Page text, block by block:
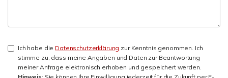
Ich habe die Datenschutzerklärung zur Kenntnis genommen. Ich
stimme zu, dass meine Angaben und Daten zur Beantwortung
meiner Anfrage elektronisch erhoben und gespeichert werden.